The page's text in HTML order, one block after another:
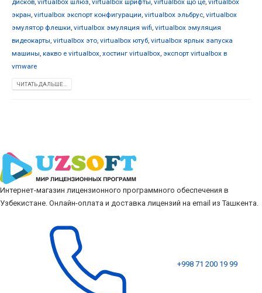
дисков, virtualbox шлюз, virtualbox шрифты, virtualbox що це, virtualbox
экран, virtualbox экспорт конфигурации, virtualbox эльбрус, virtualbox
эмулятор флешки, virtualbox эмуляция wifi, virtualbox эмуляция
видеокарты, virtualbox это, virtualbox ютуб, virtualbox ярлык запуска
машины, какво е virtualbox, хостинг virtualbox, экспорт virtualbox в
vmware
ЧИТАТЬ ДАЛЬШЕ...
Интернет-магазин лицензионного программного обеспечения в
Узбекистане. Онлайн-оплата и доставка лицензий на email из Ташкента.
+998 71 200 19 99